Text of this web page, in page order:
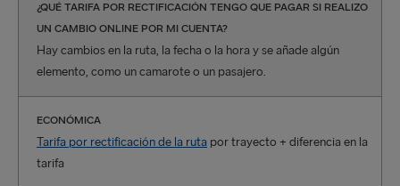
¿QUÉ TARIFA POR RECTIFICACIÓN TENGO QUE PAGAR SI REALIZO
UN CAMBIO ONLINE POR MI CUENTA?
Hay cambios en la ruta, la fecha o la hora y se añade algún
elemento, como un camarote o un pasajero.
ECONÓMICA
Tarifa por rectificación de la ruta por trayecto + diferencia en la
tarifa